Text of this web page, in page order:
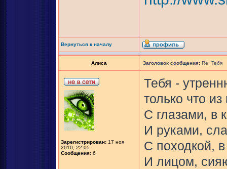
Вернуться к началу
Алиса Заголовок сообщения: Re: Тебя
Зарегистрирован: 17 ноя
2010, 22:05
Сообщения: 6
Тебя -
только что
С глазами, в
И руками,
С походкой,
И лицом,